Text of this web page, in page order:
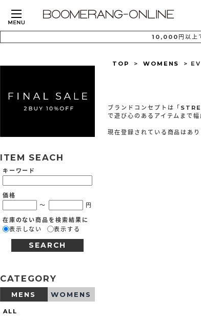
10,000 円以上
ITEM SEACH
キーワード
価格
～
円
在庫のない商品を検索結果に
表示しない
表示する
SEARCH
CATEGORY
MENS WOMENS
ALL
TOP > WOMENS >
ブランドコンセプトは「
で遊び心のあるアイテムまで
現在登録されている商品はあ